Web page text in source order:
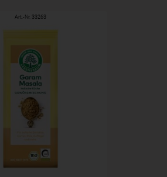
Art.-Nr. 33263
40g
2,99